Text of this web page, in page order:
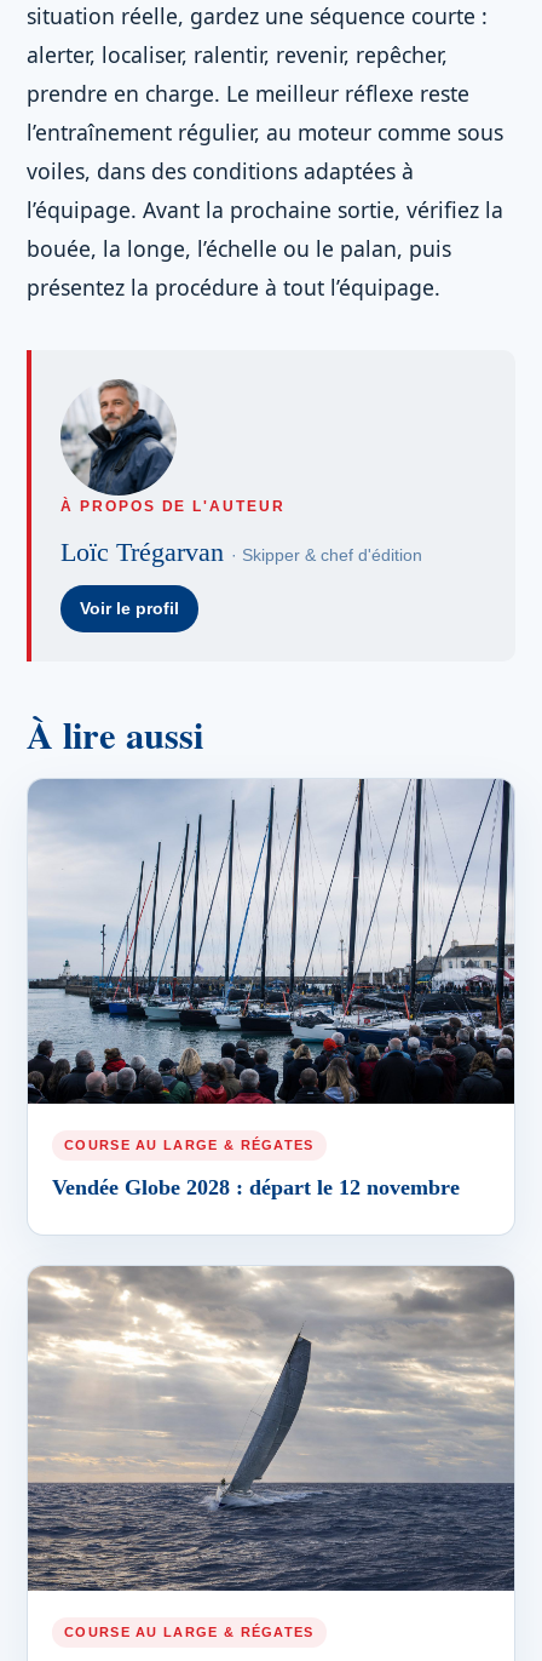
situation réelle, gardez une séquence courte :
alerter, localiser, ralentir, revenir, repêcher,
prendre en charge. Le meilleur réflexe reste
l’entraînement régulier, au moteur comme sous
voiles, dans des conditions adaptées à
l’équipage. Avant la prochaine sortie, vérifiez la
bouée, la longe, l’échelle ou le palan, puis
présentez la procédure à tout l’équipage.
À PROPOS DE L'AUTEUR
Loïc Trégarvan · Skipper & chef d'édition
Voir le profil
À lire aussi
COURSE AU LARGE & RÉGATES
Vendée Globe 2028 : départ le 12 novembre
COURSE AU LARGE & RÉGATES